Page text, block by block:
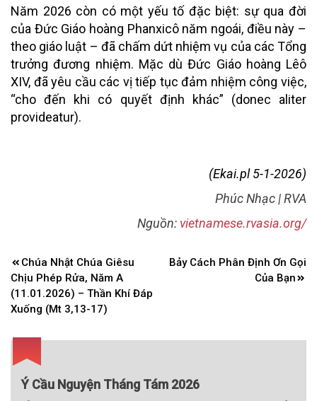
Năm 2026 còn có một yếu tố đặc biệt: sự qua đời
của Đức Giáo hoàng Phanxicô năm ngoái, điều này –
theo giáo luật – đã chấm dứt nhiệm vụ của các Tổng
trưởng đương nhiệm. Mặc dù Đức Giáo hoàng Lêô
XIV, đã yêu cầu các vị tiếp tục đảm nhiệm công việc,
“cho đến khi có quyết định khác” (donec aliter
provideatur).
(Ekai.pl 5-1-2026)
Phúc Nhạc | RVA
Nguồn: vietnamese.rvasia.org/
Điều
hướng
bài
viết
Chúa Nhật Chúa Giêsu
Chịu Phép Rửa, Năm A
(11.01.2026) – Thần Khí Đáp
Xuống (Mt 3,13-17)
Bảy Cách Phân Định Ơn Gọi
Của Bạn
Ý Cầu Nguyện Tháng Tám 2026